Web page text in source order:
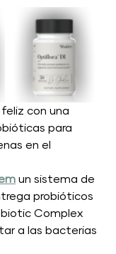
con una
para
en el
un sistema de
probióticos
Complex
a las bacterias